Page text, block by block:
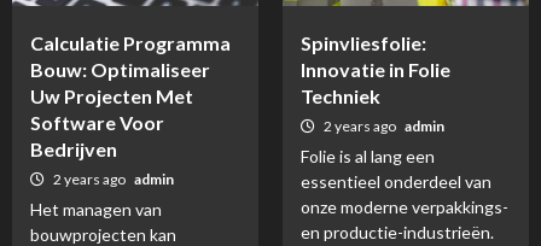
Calculatie Programma
Bouw: Optimaliseer
Uw Projecten Met
Software Voor
Bedrijven
2 years ago admin
Het managen van
bouwprojecten kan
Spinvliesfolie:
Innovatie in Folie
Techniek
2 years ago admin
Folie is al lang een
essentieel onderdeel van
onze moderne verpakkings-
en productie-industrieën.